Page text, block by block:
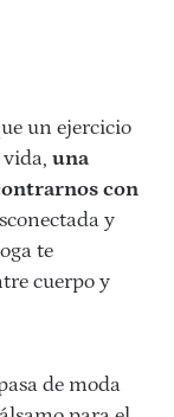
un ejercicio
una
con
y
te
cuerpo y
de moda